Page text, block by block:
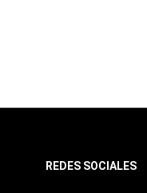
REDES SOCIALES